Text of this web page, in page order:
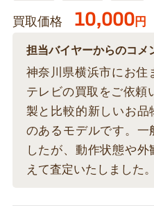
買取価格 10,000円
担当バイヤーからのコメ
神奈川県横浜市にお住
テレビの買取をご依頼
製と比較的新しいお品
のあるモデルです。一
したが、動作状態や外
えて査定いたしました。